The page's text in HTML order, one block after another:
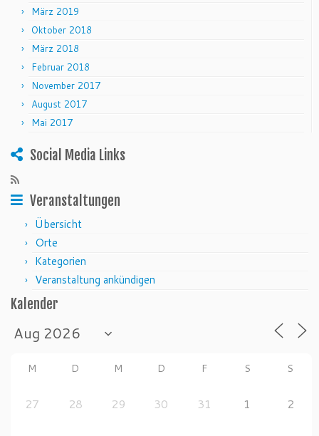
März 2019
Oktober 2018
März 2018
Februar 2018
November 2017
August 2017
Mai 2017
Social Media Links
Veranstaltungen
Übersicht
Orte
Kategorien
Veranstaltung ankündigen
Kalender
M D M D F S S
27 28 29 30 31 1 2